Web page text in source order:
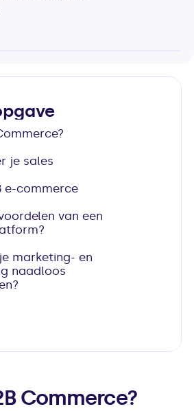
je sales
e-commerce
van een
marketing- en
naadloos
Commerce?